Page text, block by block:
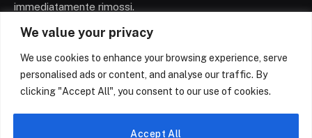
We value your privacy
We use cookies to enhance your browsing experience, serve
personalised ads or content, and analyse our traffic. By
clicking "Accept All", you consent to our use of cookies.
Accept All
immediatamente rimossi.